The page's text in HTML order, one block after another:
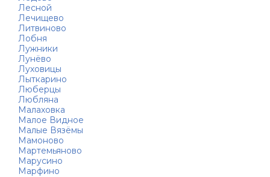
Лесной
Лечищево
Литвиново
Лобня
Лужники
Лунёво
Луховицы
Лыткарино
Люберцы
Любляна
Малаховка
Малое Видное
Малые Вязёмы
Мамоново
Мартемьяново
Марусино
Марфино